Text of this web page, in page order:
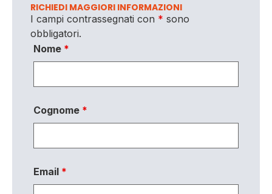
RICHIEDI MAGGIORI INFORMAZIONI
I campi contrassegnati con * sono
obbligatori.
Nome *
Cognome *
Email *